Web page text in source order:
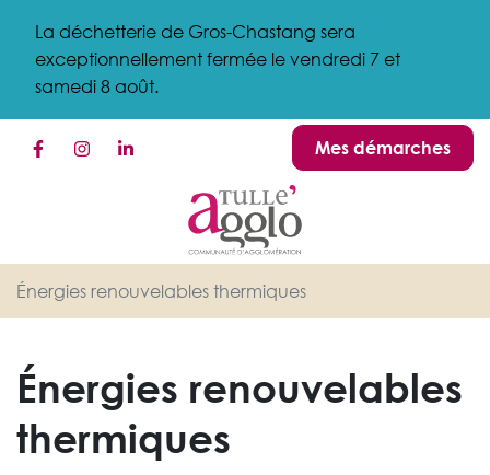
contenu
La déchetterie de Gros-Chastang sera
exceptionnellement fermée le vendredi 7 et
samedi 8 août.
Lien vers le compte Facebook
Lien vers le compte Instagram
Lien vers le compte LinkedinMes démarches
Énergies renouvelables thermiques
Énergies renouvelables
thermiques